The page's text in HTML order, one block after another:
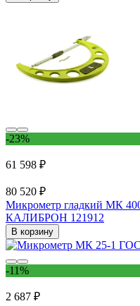
-23%
61 598 ₽
80 520 ₽
Микрометр гладкий МК
КАЛИБРОН 121912
В корзину
-11%
2 687 ₽